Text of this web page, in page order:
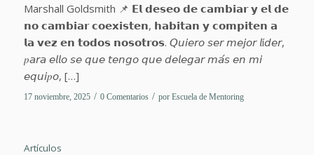
Marshall Goldsmith 📌 𝗘𝗹 𝗱𝗲𝘀𝗲𝗼 𝗱𝗲 𝗰𝗮𝗺𝗯𝗶𝗮𝗿 𝘆 𝗲𝗹 𝗱𝗲
𝗻𝗼 𝗰𝗮𝗺𝗯𝗶𝗮𝗿 𝗰𝗼𝗲𝘅𝗶𝘀𝘁𝗲𝗻, 𝗵𝗮𝗯𝗶𝘁𝗮𝗻 𝘆 𝗰𝗼𝗺𝗽𝗶𝘁𝗲𝗻 𝗮
𝗹𝗮 𝘃𝗲𝘇 𝗲𝗻 𝘁𝗼𝗱𝗼𝘀 𝗻𝗼𝘀𝗼𝘁𝗿𝗼𝘀. 𝘘𝘶𝘪𝘦𝘳𝘰 𝘴𝘦𝘳 𝘮𝘦𝘫𝘰𝘳 𝘭í𝘥𝘦𝘳,
𝑝𝘢𝘳𝘢 𝘦𝘭𝘭𝘰 𝘴𝘦 𝘲𝘶𝘦 𝘵𝘦𝘯𝘨𝘰 𝘲𝘶𝘦 𝘥𝘦𝘭𝘦𝘨𝘢𝘳 𝘮𝘢́𝘴 𝘦𝘯 𝘮𝘪
𝘦𝘲𝘶𝘪𝑝𝘰, […]
17 noviembre, 2025 / 0 Comentarios / por Escuela de Mentoring
Artículos